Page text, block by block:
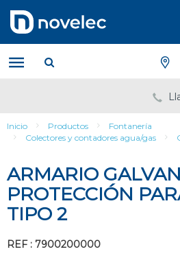
contenido
menú
de
navegación
Inicio Productos
Fontanería
Colectores y contadores agua/gas
ARMARIO
PROTECCIÓN
TIPO 2
REF : 7900200000